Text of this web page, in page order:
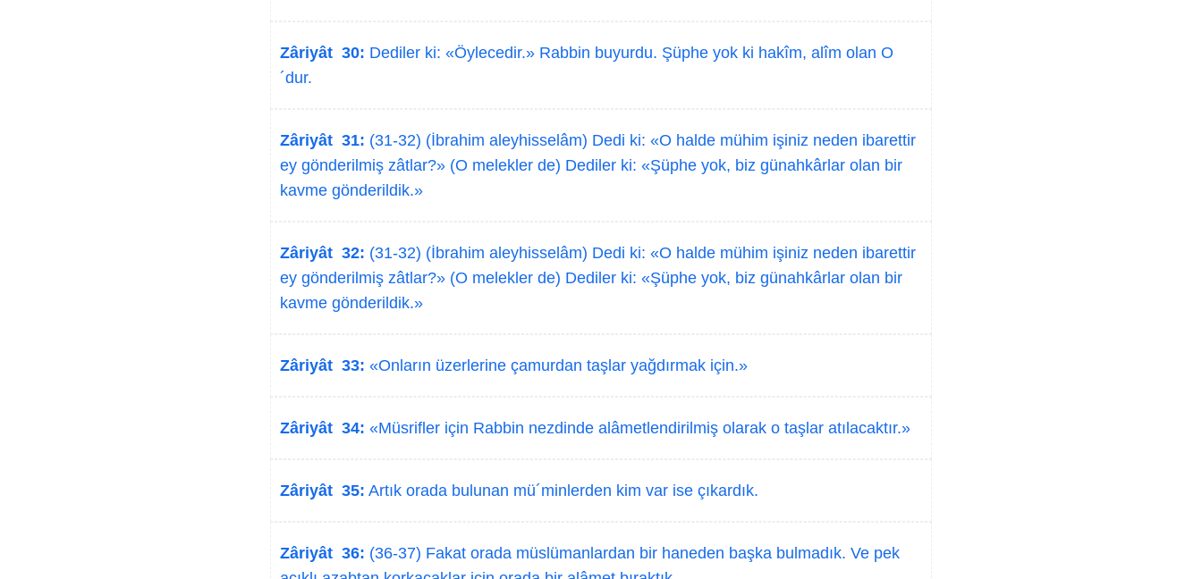
Zâriyât 30: Dediler ki: «Öylecedir.» Rabbin buyurdu. Şüphe yok ki hakîm, alîm olan O
´dur.
Zâriyât 31: (31-32) (İbrahim aleyhisselâm) Dedi ki: «O halde mühim işiniz neden ibarettir
ey gönderilmiş zâtlar?» (O melekler de) Dediler ki: «Şüphe yok, biz günahkârlar olan bir
kavme gönderildik.»
Zâriyât 32: (31-32) (İbrahim aleyhisselâm) Dedi ki: «O halde mühim işiniz neden ibarettir
ey gönderilmiş zâtlar?» (O melekler de) Dediler ki: «Şüphe yok, biz günahkârlar olan bir
kavme gönderildik.»
Zâriyât 33: «Onların üzerlerine çamurdan taşlar yağdırmak için.»
Zâriyât 34: «Müsrifler için Rabbin nezdinde alâmetlendirilmiş olarak o taşlar atılacaktır.»
Zâriyât 35: Artık orada bulunan mü´minlerden kim var ise çıkardık.
Zâriyât 36: (36-37) Fakat orada müslümanlardan bir haneden başka bulmadık. Ve pek